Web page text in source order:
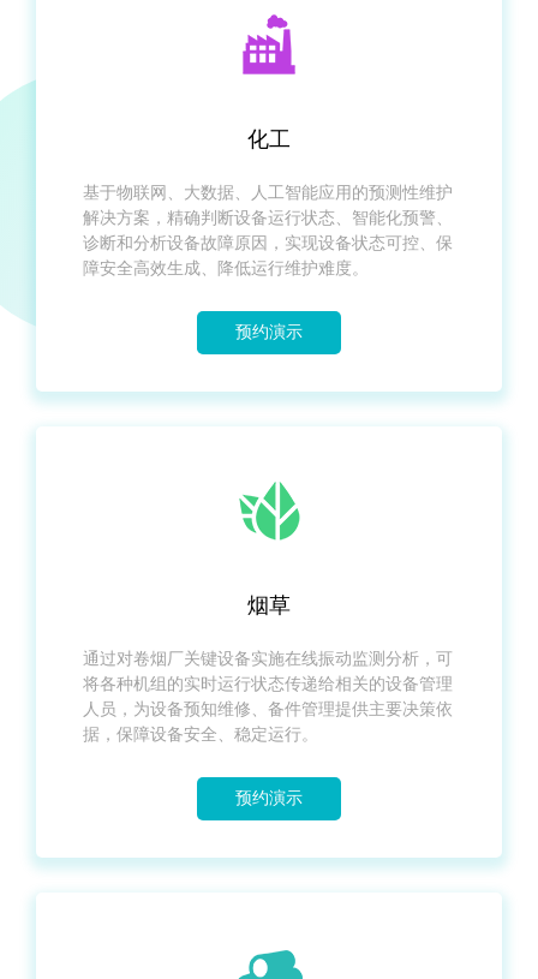
化工
基于物联网、大数据、人工智能应用的预测性维护
解决方案，精确判断设备运行状态、智能化预警、
诊断和分析设备故障原因，实现设备状态可控、保
障安全高效生成、降低运行维护难度。
预约演示
烟草
通过对卷烟厂关键设备实施在线振动监测分析，可
将各种机组的实时运行状态传递给相关的设备管理
人员，为设备预知维修、备件管理提供主要决策依
据，保障设备安全、稳定运行。
预约演示